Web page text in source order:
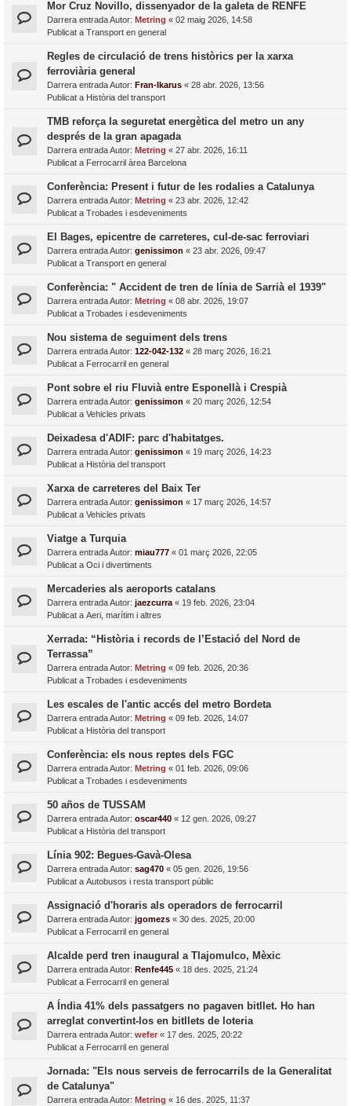
Mor Cruz Novillo, dissenyador de la galeta de RENFE
Darrera entrada Autor: Metring « 02 maig 2026, 14:58
Publicat a Transport en general
Regles de circulació de trens històrics per la xarxa
ferroviària general
Darrera entrada Autor: Fran-Ikarus « 28 abr. 2026, 13:56
Publicat a Història del transport
TMB reforça la seguretat energètica del metro un any
després de la gran apagada
Darrera entrada Autor: Metring « 27 abr. 2026, 16:11
Publicat a Ferrocarril àrea Barcelona
Conferència: Present i futur de les rodalies a Catalunya
Darrera entrada Autor: Metring « 23 abr. 2026, 12:42
Publicat a Trobades i esdeveniments
El Bages, epicentre de carreteres, cul-de-sac ferroviari
Darrera entrada Autor: genissimon « 23 abr. 2026, 09:47
Publicat a Transport en general
Conferència: " Accident de tren de línia de Sarrià el 1939"
Darrera entrada Autor: Metring « 08 abr. 2026, 19:07
Publicat a Trobades i esdeveniments
Nou sistema de seguiment dels trens
Darrera entrada Autor: 122-042-132 « 28 març 2026, 16:21
Publicat a Ferrocarril en general
Pont sobre el riu Fluvià entre Esponellà i Crespià
Darrera entrada Autor: genissimon « 20 març 2026, 12:54
Publicat a Vehicles privats
Deixadesa d'ADIF: parc d'habitatges.
Darrera entrada Autor: genissimon « 19 març 2026, 14:23
Publicat a Història del transport
Xarxa de carreteres del Baix Ter
Darrera entrada Autor: genissimon « 17 març 2026, 14:57
Publicat a Vehicles privats
Viatge a Turquia
Darrera entrada Autor: miau777 « 01 març 2026, 22:05
Publicat a Oci i divertiments
Mercaderies als aeroports catalans
Darrera entrada Autor: jaezcurra « 19 feb. 2026, 23:04
Publicat a Aeri, marítim i altres
Xerrada: “Història i records de l’Estació del Nord de
Terrassa”
Darrera entrada Autor: Metring « 09 feb. 2026, 20:36
Publicat a Trobades i esdeveniments
Les escales de l'antic accés del metro Bordeta
Darrera entrada Autor: Metring « 09 feb. 2026, 14:07
Publicat a Història del transport
Conferència: els nous reptes dels FGC
Darrera entrada Autor: Metring « 01 feb. 2026, 09:06
Publicat a Trobades i esdeveniments
50 años de TUSSAM
Darrera entrada Autor: oscar440 « 12 gen. 2026, 09:27
Publicat a Història del transport
Línia 902: Begues-Gavà-Olesa
Darrera entrada Autor: sag470 « 05 gen. 2026, 19:56
Publicat a Autobusos i resta transport públic
Assignació d'horaris als operadors de ferrocarril
Darrera entrada Autor: jgomezs « 30 des. 2025, 20:00
Publicat a Ferrocarril en general
Alcalde perd tren inaugural a Tlajomulco, Mèxic
Darrera entrada Autor: Renfe445 « 18 des. 2025, 21:24
Publicat a Ferrocarril en general
A Índia 41% dels passatgers no pagaven bitllet. Ho han
arreglat convertint-los en bitllets de loteria
Darrera entrada Autor: wefer « 17 des. 2025, 20:22
Publicat a Ferrocarril en general
Jornada: "Els nous serveis de ferrocarrils de la Generalitat
de Catalunya"
Darrera entrada Autor: Metring « 16 des. 2025, 11:37